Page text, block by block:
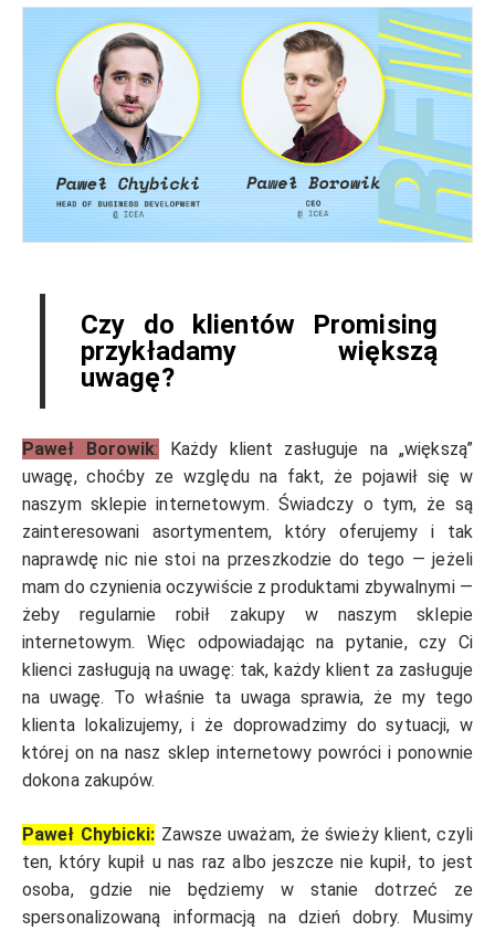
Czy do klientów Promising
przykładamy większą
uwagę?
Paweł Borowik: Każdy klient zasługuje na „większą”
uwagę, choćby ze względu na fakt, że pojawił się w
naszym sklepie internetowym. Świadczy o tym, że są
zainteresowani asortymentem, który oferujemy i tak
naprawdę nic nie stoi na przeszkodzie do tego — jeżeli
mam do czynienia oczywiście z produktami zbywalnymi —
żeby regularnie robił zakupy w naszym sklepie
internetowym. Więc odpowiadając na pytanie, czy Ci
klienci zasługują na uwagę: tak, każdy klient za zasługuje
na uwagę. To właśnie ta uwaga sprawia, że my tego
klienta lokalizujemy, i że doprowadzimy do sytuacji, w
której on na nasz sklep internetowy powróci i ponownie
dokona zakupów.
Paweł Chybicki: Zawsze uważam, że świeży klient, czyli
ten, który kupił u nas raz albo jeszcze nie kupił, to jest
osoba, gdzie nie będziemy w stanie dotrzeć ze
spersonalizowaną informacją na dzień dobry. Musimy